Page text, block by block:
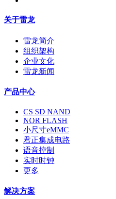
关于雷龙
雷龙简介
组织架构
企业文化
雷龙新闻
产品中心
CS SD NAND
NOR FLASH
小尺寸eMMC
君正集成电路
语音控制
实时时钟
更多
解决方案